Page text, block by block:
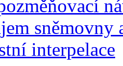
interpelace